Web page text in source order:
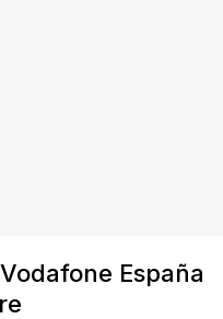
España